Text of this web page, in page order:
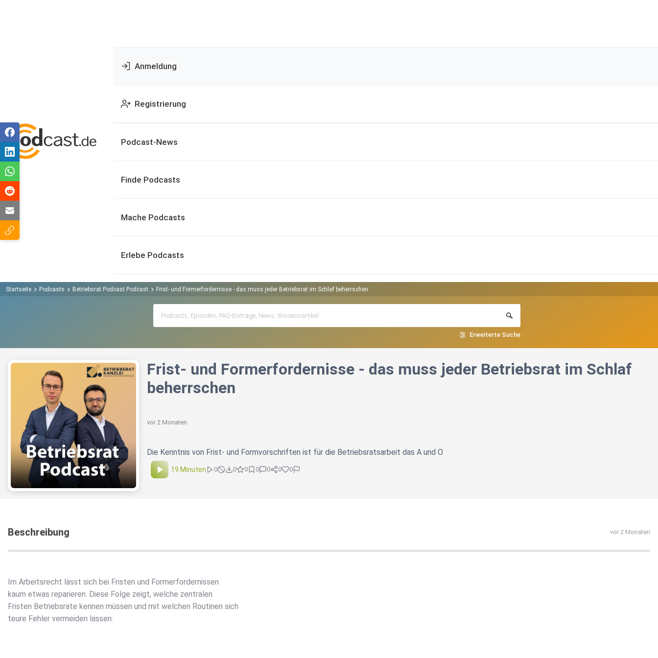
Anmeldung
Registrierung
Podcast-News
Finde Podcasts
Mache Podcasts
Erlebe Podcasts
Startseite Podcasts Betriebsrat Podcast Podcast Frist- und Formerfordernisse - das muss jeder Betriebsrat im Schlaf beherrschen
Erweiterte Suche
Frist- und Formerfordernisse - das muss jeder Betriebsrat im Schlaf
beherrschen
vor 2 Monaten
Die Kenntnis von Frist- und Formvorschriften ist für die Betriebsratsarbeit das A und O
19 Minuten 0 0 0 0 0 0 0
Beschreibung vor 2 Monaten
Im Arbeitsrecht lässt sich bei Fristen und Formerfordernissen
kaum etwas reparieren. Diese Folge zeigt, welche zentralen
Fristen Betriebsräte kennen müssen und mit welchen Routinen sich
teure Fehler vermeiden lassen.